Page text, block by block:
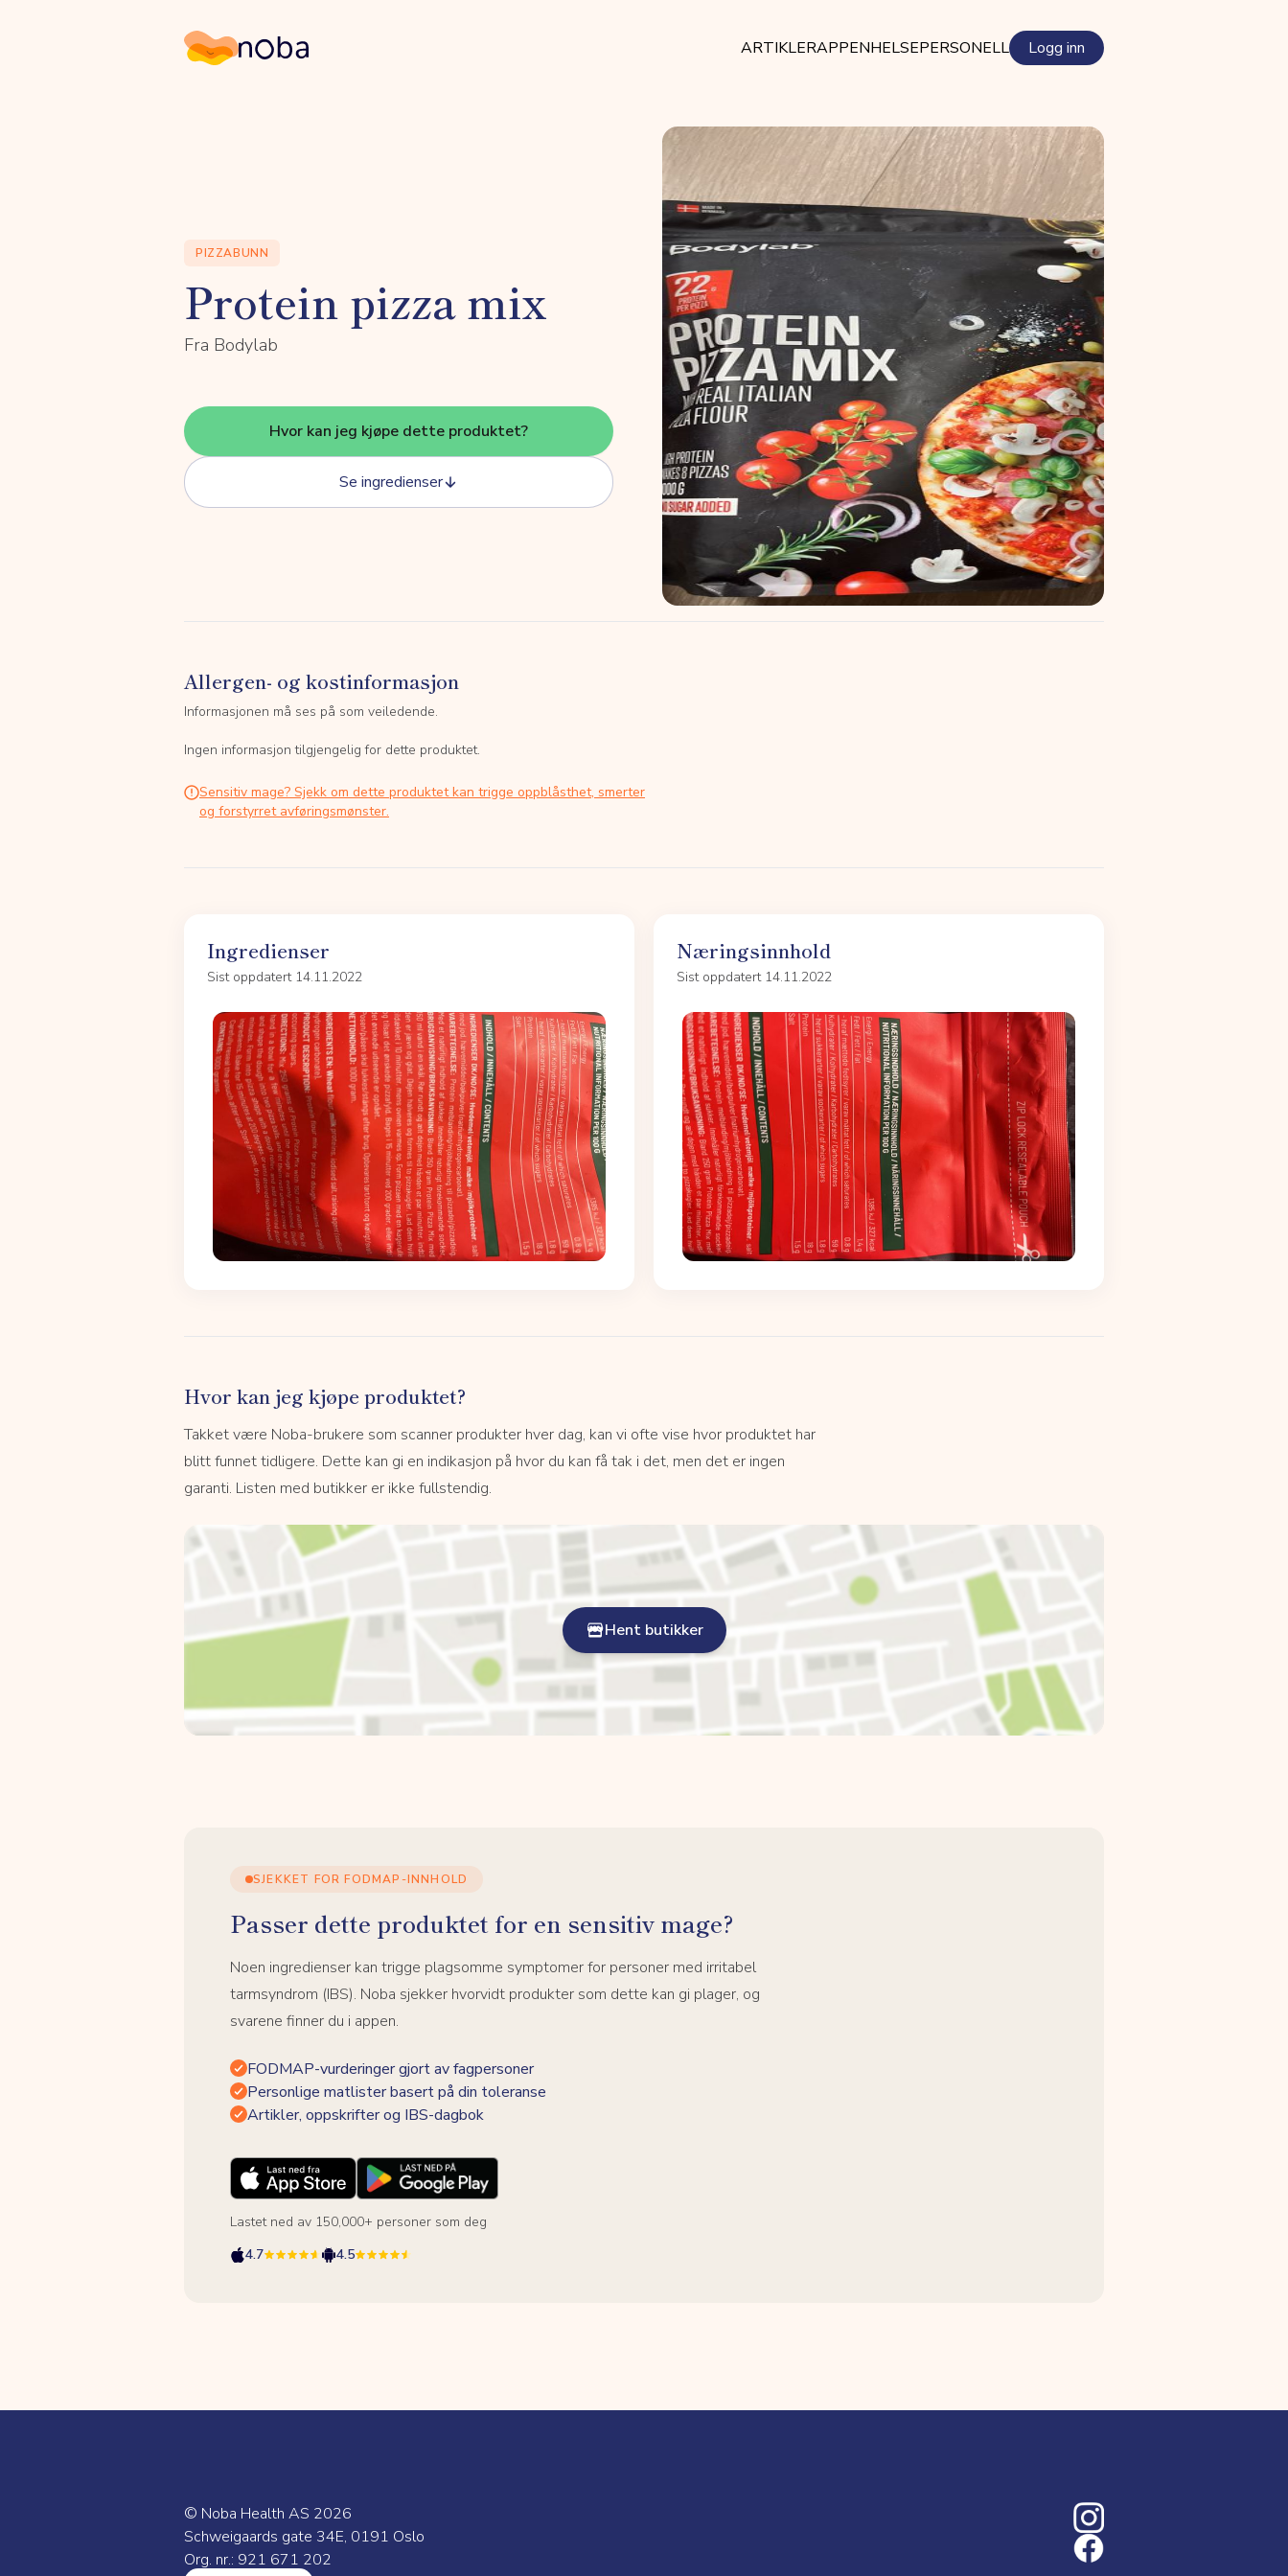
Noba ARTIKLERAPPENHELSEPERSONELL Logg inn
PIZZABUNN
Protein pizza mix
Fra Bodylab
Hvor kan jeg kjøpe dette produktet?
Se ingredienser
Allergen- og kostinformasjon
Informasjonen må ses på som veiledende.
Ingen informasjon tilgjengelig for dette produktet.
Sensitiv mage? Sjekk om dette produktet kan trigge oppblåsthet, smerter
og forstyrret avføringsmønster.
Ingredienser
Sist oppdatert 14.11.2022
Næringsinnhold
Sist oppdatert 14.11.2022
Hvor kan jeg kjøpe produktet?
Takket være Noba-brukere som scanner produkter hver dag, kan vi ofte vise hvor produktet har
blitt funnet tidligere. Dette kan gi en indikasjon på hvor du kan få tak i det, men det er ingen
garanti. Listen med butikker er ikke fullstendig.
Hent butikker
SJEKKET FOR FODMAP-INNHOLD
Passer dette produktet for en sensitiv mage?
Noen ingredienser kan trigge plagsomme symptomer for personer med irritabel
tarmsyndrom (IBS). Noba sjekker hvorvidt produkter som dette kan gi plager, og
svarene finner du i appen.
FODMAP-vurderinger gjort av fagpersoner
Personlige matlister basert på din toleranse
Artikler, oppskrifter og IBS-dagbok
Lastet ned av 150,000+ personer som deg
4.7
4.5
© Noba Health AS 2026
Schweigaards gate 34E, 0191 Oslo
Org. nr.: 921 671 202